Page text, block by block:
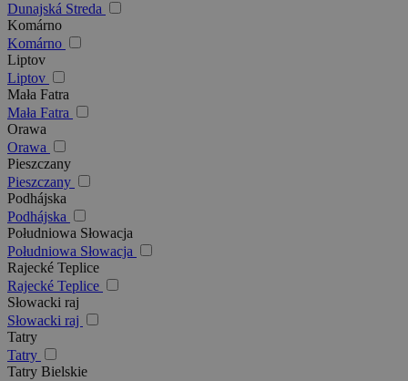
Dunajská Streda
Komárno
Komárno
Liptov
Liptov
Mała Fatra
Mała Fatra
Orawa
Orawa
Pieszczany
Pieszczany
Podhájska
Podhájska
Południowa Słowacja
Południowa Słowacja
Rajecké Teplice
Rajecké Teplice
Słowacki raj
Słowacki raj
Tatry
Tatry
Tatry Bielskie